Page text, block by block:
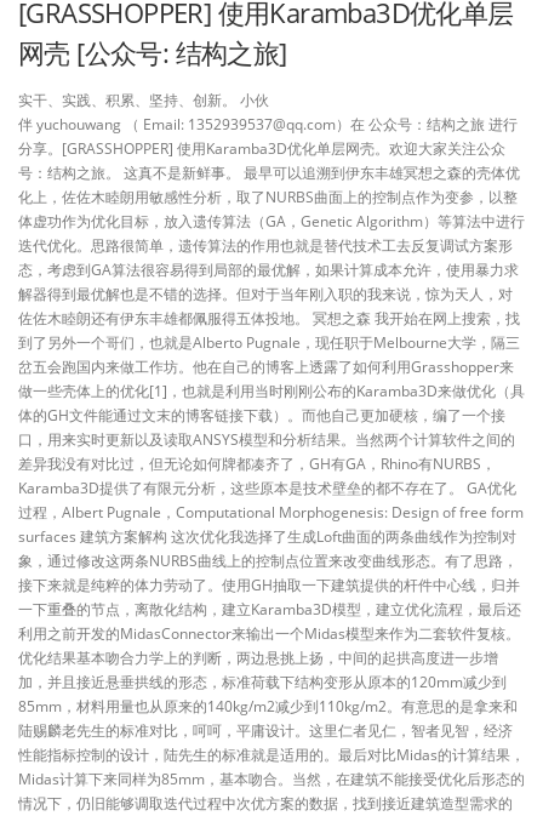
[GRASSHOPPER] 使用Karamba3D优化单层
网壳 [公众号: 结构之旅]
实干、实践、积累、坚持、创新。 小伙
伴 yuchouwang （ Email: 1352939537@qq.com）在 公众号：结构之旅 进行
分享。[GRASSHOPPER] 使用Karamba3D优化单层网壳。欢迎大家关注公众
号：结构之旅。 这真不是新鲜事。 最早可以追溯到伊东丰雄冥想之森的壳体优
化上，佐佐木睦朗用敏感性分析，取了NURBS曲面上的控制点作为变参，以整
体虚功作为优化目标，放入遗传算法（GA，Genetic Algorithm）等算法中进行
迭代优化。思路很简单，遗传算法的作用也就是替代技术工去反复调试方案形
态，考虑到GA算法很容易得到局部的最优解，如果计算成本允许，使用暴力求
解器得到最优解也是不错的选择。但对于当年刚入职的我来说，惊为天人，对
佐佐木睦朗还有伊东丰雄都佩服得五体投地。 冥想之森 我开始在网上搜索，找
到了另外一个哥们，也就是Alberto Pugnale，现任职于Melbourne大学，隔三
岔五会跑国内来做工作坊。他在自己的博客上透露了如何利用Grasshopper来
做一些壳体上的优化[1]，也就是利用当时刚刚公布的Karamba3D来做优化（具
体的GH文件能通过文末的博客链接下载）。而他自己更加硬核，编了一个接
口，用来实时更新以及读取ANSYS模型和分析结果。当然两个计算软件之间的
差异我没有对比过，但无论如何牌都凑齐了，GH有GA，Rhino有NURBS，
Karamba3D提供了有限元分析，这些原本是技术壁垒的都不存在了。 GA优化
过程，Albert Pugnale，Computational Morphogenesis: Design of free form
surfaces 建筑方案解构 这次优化我选择了生成Loft曲面的两条曲线作为控制对
象，通过修改这两条NURBS曲线上的控制点位置来改变曲线形态。有了思路，
接下来就是纯粹的体力劳动了。使用GH抽取一下建筑提供的杆件中心线，归并
一下重叠的节点，离散化结构，建立Karamba3D模型，建立优化流程，最后还
利用之前开发的MidasConnector来输出一个Midas模型来作为二套软件复核。
优化结果基本吻合力学上的判断，两边悬挑上扬，中间的起拱高度进一步增
加，并且接近悬垂拱线的形态，标准荷载下结构变形从原本的120mm减少到
85mm，材料用量也从原来的140kg/m2减少到110kg/m2。有意思的是拿来和
陆赐麟老先生的标准对比，呵呵，平庸设计。这里仁者见仁，智者见智，经济
性能指标控制的设计，陆先生的标准就是适用的。最后对比Midas的计算结果，
Midas计算下来同样为85mm，基本吻合。当然，在建筑不能接受优化后形态的
情况下，仍旧能够调取迭代过程中次优方案的数据，找到接近建筑造型需求的